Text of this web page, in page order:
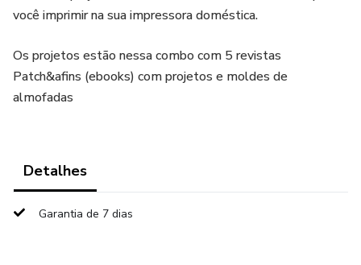
você imprimir na sua impressora doméstica.
Os projetos estão nessa combo com 5 revistas
Patch&afins (ebooks) com projetos e moldes de
almofadas
Detalhes
Garantia de 7 dias